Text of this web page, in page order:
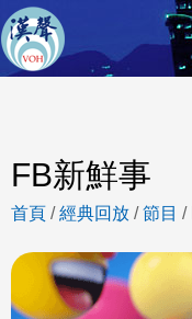
FB新鮮事
首頁 /經典回放 /節目 /